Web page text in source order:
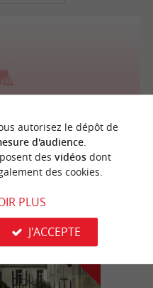
n
o
t
r
e
c
o
u
p
d
e
c
o
e
u
r
autorisez le dépôt de
d'audience.
des vidéosdont
des cookies.
PLUS
J'ACCEPTE